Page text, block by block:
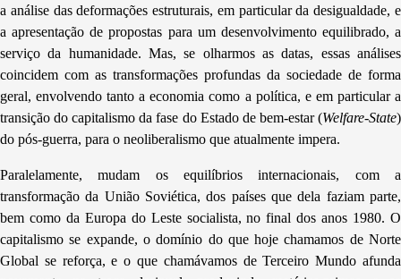
a análise das deformações estruturais, em particular da desigualdade, e
a apresentação de propostas para um desenvolvimento equilibrado, a
serviço da humanidade. Mas, se olharmos as datas, essas análises
coincidem com as transformações profundas da sociedade de forma
geral, envolvendo tanto a economia como a política, e em particular a
transição do capitalismo da fase do Estado de bem-estar (Welfare-State)
do pós-guerra, para o neoliberalismo que atualmente impera.
Paralelamente, mudam os equilíbrios internacionais, com a
transformação da União Soviética, dos países que dela faziam parte,
bem como da Europa do Leste socialista, no final dos anos 1980. O
capitalismo se expande, o domínio do que hoje chamamos de Norte
Global se reforça, e o que chamávamos de Terceiro Mundo afunda